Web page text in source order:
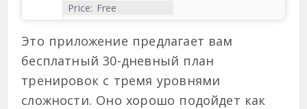
Price: Free
Это приложение предлагает вам
бесплатный 30-дневный план
тренировок с тремя уровнями
сложности. Оно хорошо подойдет как